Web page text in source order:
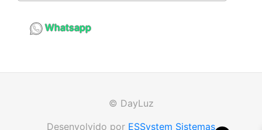
Whatsapp
© DayLuz
Desenvolvido por ESSystem Sistemas